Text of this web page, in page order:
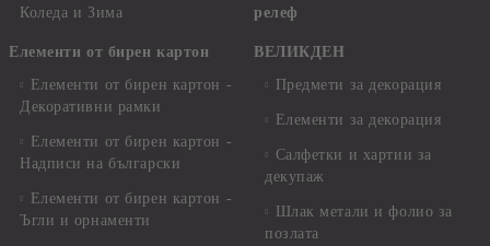
Коледа и Зима
Елементи от бирен картон
Елементи от бирен картон -
Декоративни рамки
Елементи от бирен картон -
Надписи на български
Елементи от бирен картон -
Ъгли и орнаменти
релеф
ВЕЛИКДЕН
Предмети за декорация
Елементи за декорация
Салфетки и хартии за
декупаж
Шлак метали и фолио за
позлата